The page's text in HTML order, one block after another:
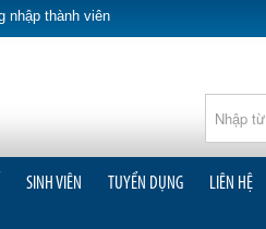
nhập thành viên
SINH VIÊN TUYỂN DỤNG LIÊN HỆ